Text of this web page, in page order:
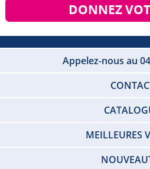
DONNEZ
Appelez-nous au
MEILLEURES